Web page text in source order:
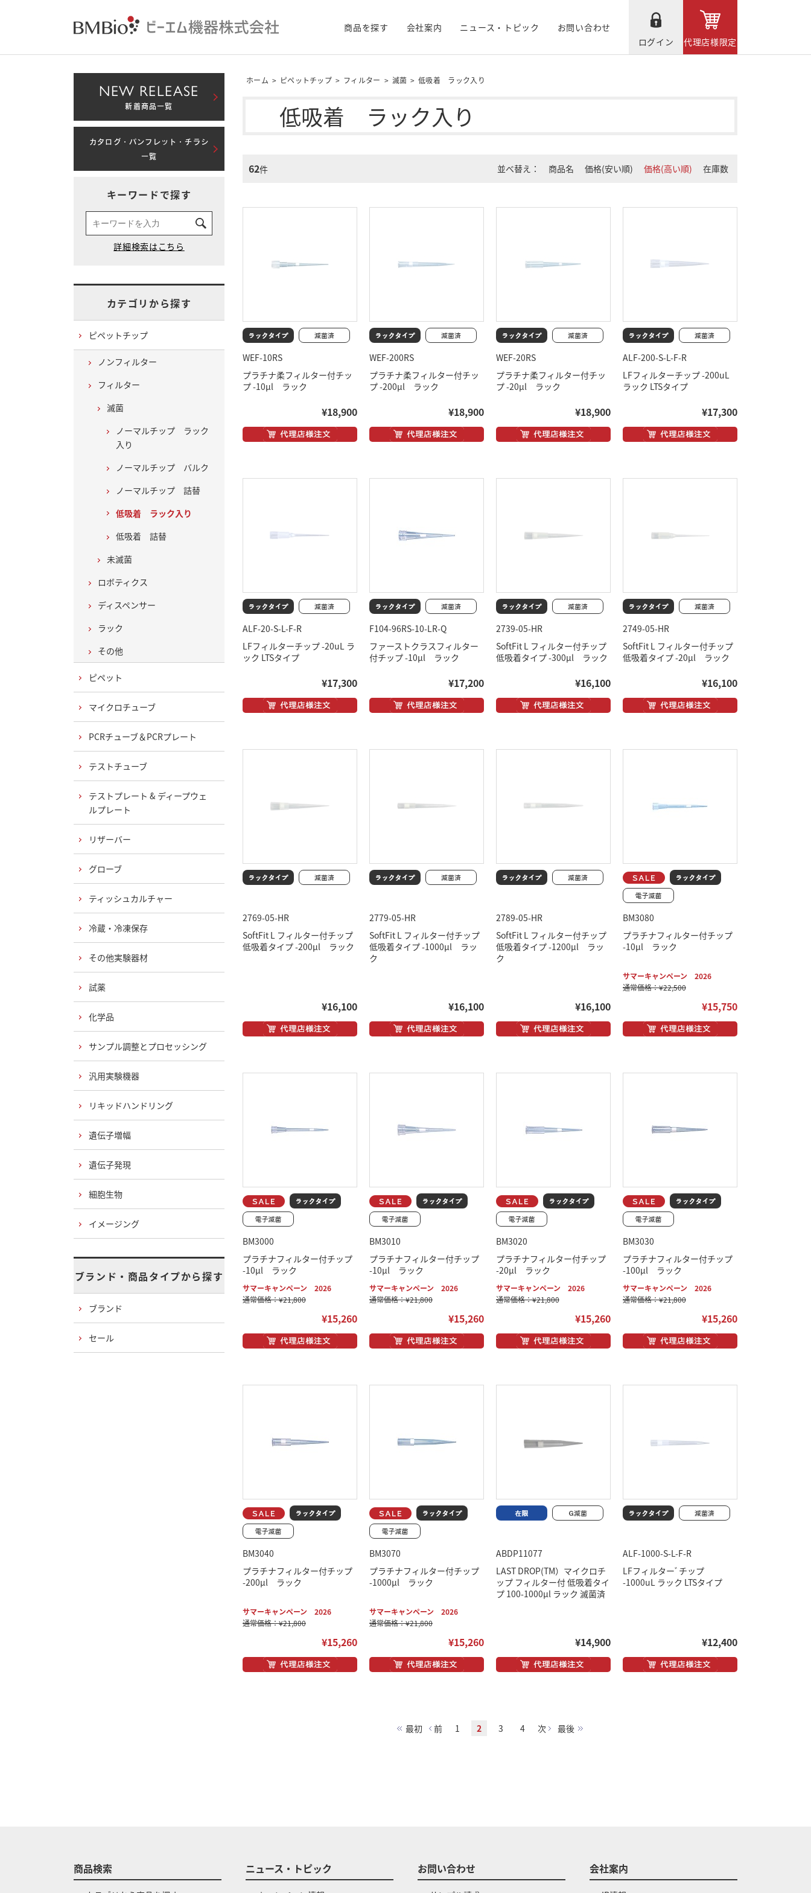
商品を探す 会社案内 ニュース・トピック
お問い合わせ
ログイン
代理店様限定
ホーム > ピペットチップ > フィルター > 滅菌 > 低吸着 ラック入り
低吸着 ラック入り
並べ替え： 商品名 価格(安い順) 価格(高い順) 在庫数
62件
WEF-10RS
プラチナ柔フィルター付チッ
プ -10μl ラック
¥18,900
WEF-200RS
プラチナ柔フィルター付チッ
プ -200μl ラック
¥18,900
WEF-20RS
プラチナ柔フィルター付チッ
プ -20μl ラック
¥18,900
ALF-200-S-L-F-R
LFフィルターチップ -200uL
ラック LTSタイプ
¥17,300
ALF-20-S-L-F-R
LFフィルターチップ -20uL ラ
ック LTSタイプ
¥17,300
F104-96RS-10-LR-Q
ファーストクラスフィルター
付チップ -10μl ラック
¥17,200
2739-05-HR
SoftFit L フィルター付チップ
低吸着タイプ -300μl ラック
¥16,100
2749-05-HR
SoftFit L フィルター付チップ
低吸着タイプ -20μl ラック
¥16,100
2769-05-HR
SoftFit L フィルター付チップ
低吸着タイプ -200μl ラック
¥16,100
2779-05-HR
SoftFit L フィルター付チップ
低吸着タイプ -1000μl ラッ
ク
¥16,100
2789-05-HR
SoftFit L フィルター付チップ
低吸着タイプ -1200μl ラッ
ク
¥16,100
BM3080
プラチナフィルター付チップ
-10μl ラック
サマーキャンペーン 2026
通常価格：¥22,500
¥15,750
BM3000
プラチナフィルター付チップ
-10μl ラック
サマーキャンペーン 2026
通常価格：¥21,800
¥15,260
BM3010
プラチナフィルター付チップ
-10μl ラック
サマーキャンペーン 2026
通常価格：¥21,800
¥15,260
BM3020
プラチナフィルター付チップ
-20μl ラック
サマーキャンペーン 2026
通常価格：¥21,800
¥15,260
BM3030
プラチナフィルター付チップ
-100μl ラック
サマーキャンペーン 2026
通常価格：¥21,800
¥15,260
BM3040
プラチナフィルター付チップ
-200μl ラック
サマーキャンペーン 2026
通常価格：¥21,800
¥15,260
BM3070
プラチナフィルター付チップ
-1000μl ラック
サマーキャンペーン 2026
通常価格：¥21,800
¥15,260
ABDP11077
LAST DROP(TM）マイクロチ
ップ フィルター付 低吸着タイ
プ 100-1000μl ラック 滅菌済
¥14,900
ALF-1000-S-L-F-R
LFフィルターﾞチップ
-1000uL ラック LTSタイプ
¥12,400
最初 前 1 2 3 4 次 最後
NEW RELEASE
新着商品一覧
カタログ・パンフレット・チラシ
一覧
キーワードで探す
カテゴリから探す
ピペットチップ
ノンフィルター
フィルター
滅菌
ノーマルチップ ラック
入り
ノーマルチップ バルク
ノーマルチップ 詰替
低吸着 ラック入り
低吸着 詰替
未滅菌
ロボティクス
ディスペンサー
ラック
その他
ピペット
マイクロチューブ
PCRチューブ＆PCRプレート
テストチューブ
テストプレート & ディープウェ
ルプレート
リザーバー
グローブ
ティッシュカルチャー
冷蔵・冷凍保存
その他実験器材
試薬
化学品
サンプル調整とプロセッシング
汎用実験機器
リキッドハンドリング
遺伝子増幅
遺伝子発現
細胞生物
イメージング
ブランド・商品タイプから探す
ブランド
セール
商品検索 ニュース・トピック お問い合わせ 会社案内